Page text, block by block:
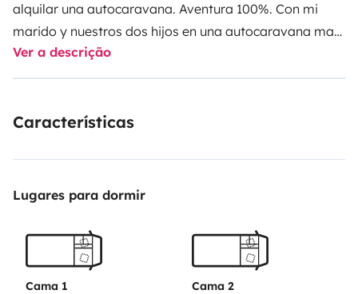
alquilar una autocaravana. Aventura 100%. Con mi
marido y nuestros dos hijos en una autocaravana mas
pequeña nos recorrimos Europa EE.UU. Centroamerica
y Sudamerica. Sabemos bien de que se trata esta
acompañarlos y compartir con ustedes. Nos gusta la
petición
Es la oportunidad de unas vacaciones
Ver a descrição
Características
Lugares para dormir
Cama 1
Cama 2